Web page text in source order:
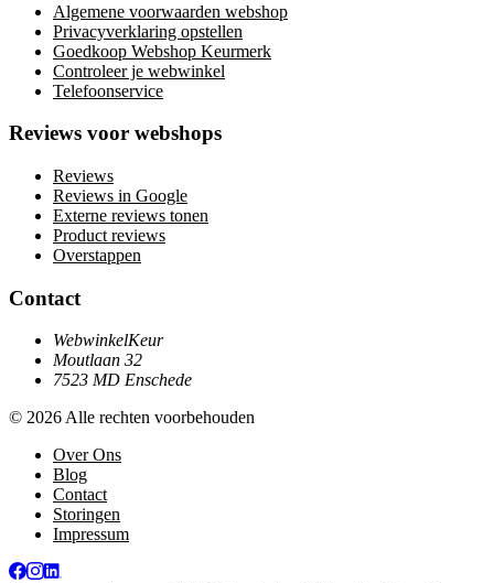
Algemene voorwaarden webshop
Privacyverklaring opstellen
Goedkoop Webshop Keurmerk
Controleer je webwinkel
Telefoonservice
Reviews voor webshops
Reviews
Reviews in Google
Externe reviews tonen
Product reviews
Overstappen
Contact
WebwinkelKeur
Moutlaan 32
7523 MD Enschede
© 2026 Alle rechten voorbehouden
Over Ons
Blog
Contact
Storingen
Impressum